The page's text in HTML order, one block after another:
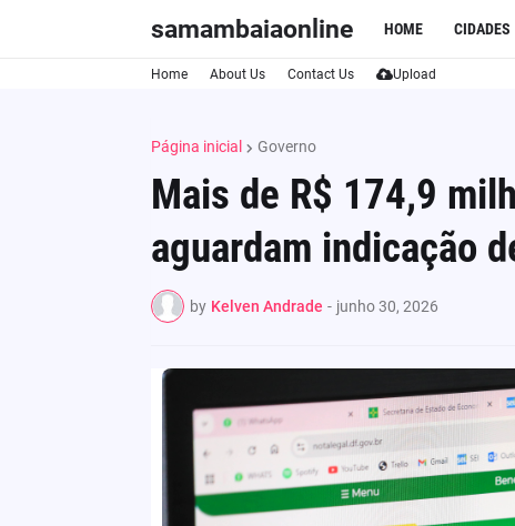
samambaiaonline HOME CIDADES
Home About Us Contact Us Upload
Página inicial Governo
Mais de R$ 174,9
aguardam indicação
by Kelven Andrade - junho 30, 2026